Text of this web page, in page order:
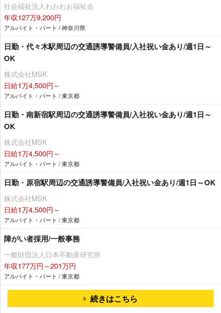
社会福祉法人わおわお福祉会
年収127万9,200円
アルバイト・パート / 神奈川県
日勤・代々木駅周辺の交通誘導警備員/入社祝い金あり/週1日～
OK
株式会社MSK
日給1万4,500円～
アルバイト・パート / 東京都
日勤・南新宿駅周辺の交通誘導警備員/入社祝い金あり/週1日～
OK
株式会社MSK
日給1万4,500円～
アルバイト・パート / 東京都
日勤・原宿駅周辺の交通誘導警備員/入社祝い金あり/週1日～OK
株式会社MSK
日給1万4,500円～
アルバイト・パート / 東京都
障がい者採用/一般事務
一般財団法人日本不動産研究所
年収177万円～201万円
アルバイト・パート / 東京都
続きはこちら